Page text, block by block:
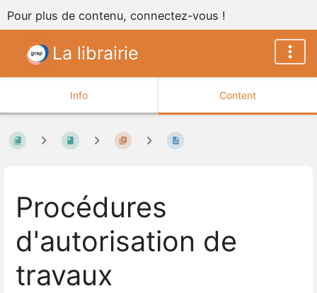
Pour plus de contenu, connectez-vous !
La librairie
Info Content
Procédures
d'autorisation de
travaux